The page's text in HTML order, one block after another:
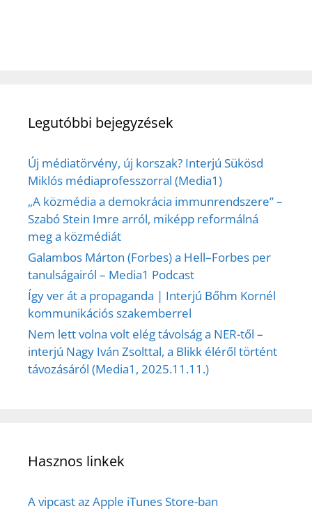
Legutóbbi bejegyzések
Új médiatörvény, új korszak? Interjú Sükösd
Miklós médiaprofesszorral (Media1)
„A közmédia a demokrácia immunrendszere” –
Szabó Stein Imre arról, miképp reformálná
meg a közmédiát
Galambos Márton (Forbes) a Hell–Forbes per
tanulságairól – Media1 Podcast
Így ver át a propaganda | Interjú Bőhm Kornél
kommunikációs szakemberrel
Nem lett volna volt elég távolság a NER-től –
interjú Nagy Iván Zsolttal, a Blikk éléről történt
távozásáról (Media1, 2025.11.11.)
Hasznos linkek
A vipcast az Apple iTunes Store-ban